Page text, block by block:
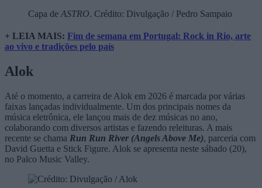
Capa deASTRO. Crédito: Divulgação / Pedro Sampaio
+ LEIA MAIS: Fim de semana em Portugal: Rock in Rio, arte
ao vivo e tradições pelo país
Alok
Até o momento, a carreira de Alok em 2026 é marcada por várias
faixas lançadas individualmente. Um dos principais nomes da
música eletrônica, ele lançou mais de dez músicas no ano,
colaborando com diversos artistas e fazendo releituras. A mais
recente se chama Run Run River (Angels Above Me), parceria com
David Guetta e Stick Figure. Alok se apresenta neste sábado (20),
no Palco Music Valley.